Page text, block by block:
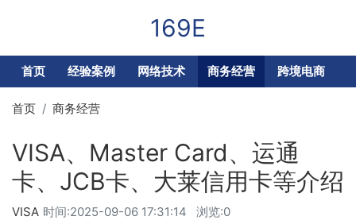
169E
首页 经验案例 网络技术 商务经营 跨境电商
首页 商务经营
VISA、Master Card、运通
卡、JCB卡、大莱信用卡等介绍
时间:2025-09-06 17:31:14 浏览:0
VISA